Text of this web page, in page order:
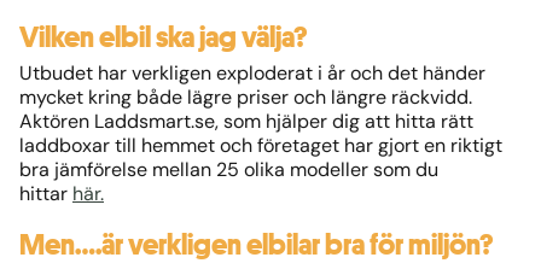
Vilken elbil ska jag välja?
Utbudet har verkligen exploderat i år och det händer
mycket kring både lägre priser och längre räckvidd.
Aktören Laddsmart.se, som hjälper dig att hitta rätt
laddboxar till hemmet och företaget har gjort en riktigt
bra jämförelse mellan 25 olika modeller som du
hittar här.
Men….är verkligen elbilar bra för miljön?